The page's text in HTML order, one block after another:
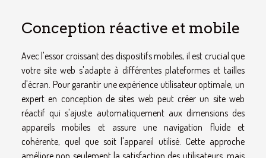
Conception réactive et mobile
Avec l'essor croissant des dispositifs mobiles, il est crucial que
votre site web s'adapte à différentes plateformes et tailles
d'écran. Pour garantir une expérience utilisateur optimale, un
expert en conception de sites web peut créer un site web
réactif qui s'ajuste automatiquement aux dimensions des
appareils mobiles et assure une navigation fluide et
cohérente, quel que soit l'appareil utilisé. Cette approche
améliore non seulement la satisfaction des utilisateurs, mais